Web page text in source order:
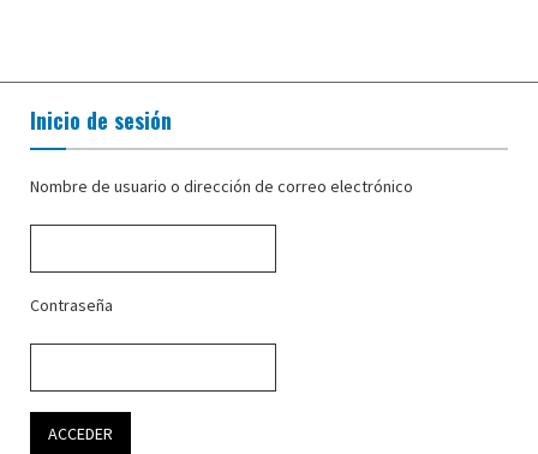
Inicio de sesión
Nombre de usuario o dirección de correo electrónico
Contraseña